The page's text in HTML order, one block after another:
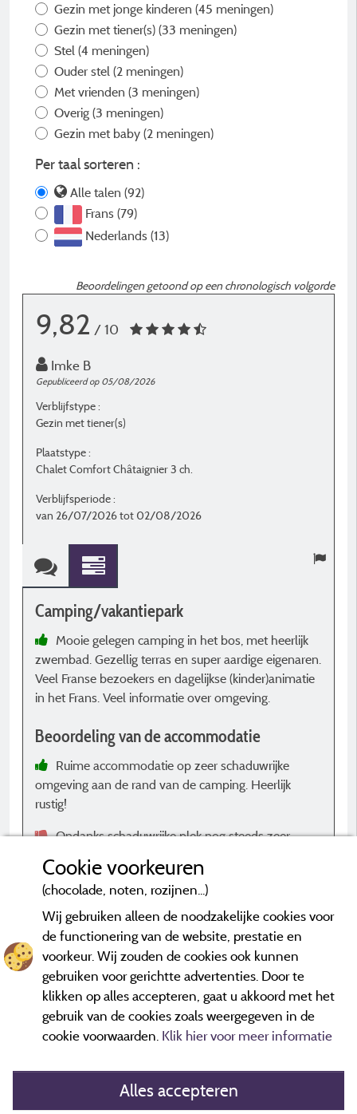
Gezin met jonge kinderen (45 meningen)
Gezin met tiener(s) (33 meningen)
Stel (4 meningen)
Ouder stel (2 meningen)
Met vrienden (3 meningen)
Overig (3 meningen)
Gezin met baby (2 meningen)
Per taal sorteren :
Alle talen (92)
Frans (79)
Nederlands (13)
Beoordelingen getoond op een chronologisch volgorde
9,82 / 10
Imke B
Gepubliceerd op 05/08/2026
Verblijfstype :
Gezin met tiener(s)
Plaatstype :
Chalet Comfort Châtaignier 3 ch.
Verblijfsperiode :
van 26/07/2026 tot 02/08/2026
Camping/vakantiepark
Mooie gelegen camping in het bos, met heerlijk
zwembad. Gezellig terras en super aardige eigenaren.
Veel Franse bezoekers en dagelijkse (kinder)animatie
in het Frans. Veel informatie over omgeving.
Beoordeling van de accommodatie
Ruime accommodatie op zeer schaduwrijke
omgeving aan de rand van de camping. Heerlijk
rustig!
Ondanks schaduwrijke plek nog steeds zeer
*Beoordelingen die niet ouder zijn dan drie jaar en een controle
hebben ondergaan.Meer informatie
Cookie voorkeuren
(chocolade, noten, rozijnen...)
Wij gebruiken alleen de noodzakelijke cookies voor
de functionering van de website, prestatie en
voorkeur. Wij zouden de cookies ook kunnen
gebruiken voor gerichtte advertenties. Door te
klikken op alles accepteren, gaat u akkoord met het
gebruik van de cookies zoals weergegeven in de
cookie voorwaarden. Klik hier voor meer informatie
Alles accepteren